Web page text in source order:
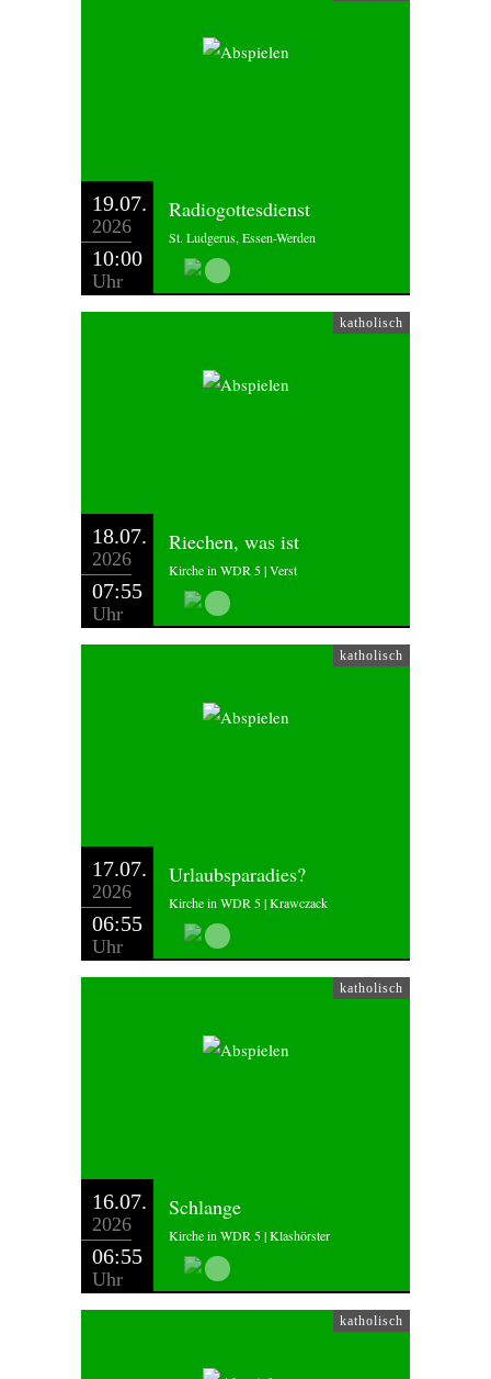
19.07.
2026
10:00
Uhr
Radiogottesdienst
St. Ludgerus, Essen-Werden
katholisch
18.07.
2026
07:55
Uhr
Riechen, was ist
Kirche in WDR 5 | Verst
katholisch
17.07.
2026
06:55
Uhr
Urlaubsparadies?
Kirche in WDR 5 | Krawczack
katholisch
16.07.
2026
06:55
Uhr
Schlange
Kirche in WDR 5 | Klashörster
katholisch